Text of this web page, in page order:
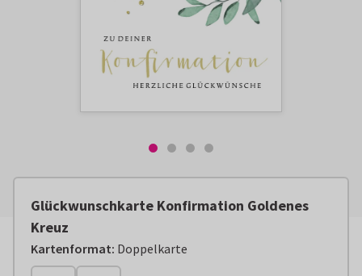
Glückwunschkarte Konfirmation Goldenes
Kreuz
Kartenformat: Doppelkarte
Ab:€ 2,99Exkl. Portokosten